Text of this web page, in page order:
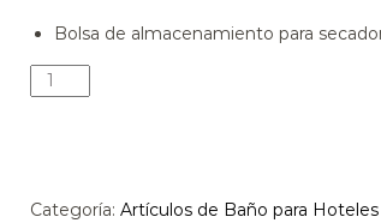
Bolsa de almacenamiento para
Categoría: Artículos de Baño para Hoteles